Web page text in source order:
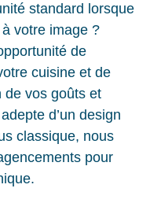
standard lorsque
votre image ?
de
cuisine et de
de vos goûts et
d’un design
classique, nous
pour